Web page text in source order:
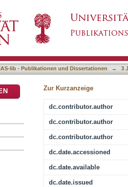
in
lib - Publikationen und Dissertationen → 3
Zur Kurzanzeige
dc.contributor.author
dc.contributor.author
dc.contributor.author
dc.date.accessioned
dc.date.available
dc.date.issued